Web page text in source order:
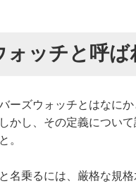
ォッチと呼
ーズウォッチとはなに
かし、その定義につい
。
名乗るには、厳格な規